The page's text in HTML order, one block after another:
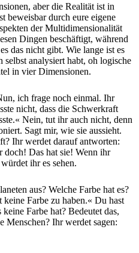
aber die Realität ist in
beweisbar durch eure eigene
der Multidimensionalität
Dingen beschäftigt, während
das nicht gibt. Wie lange ist es
selbst analysiert habt, oh logische
in vier Dimensionen.
ich frage noch einmal. Ihr
nicht, dass die Schwerkraft
Nein, tut ihr auch nicht, denn
Sagt mir, wie sie aussieht.
Ihr werdet darauf antworten:
doch! Das hat sie! Wenn ihr
ihr es sehen.
aus? Welche Farbe hat es?
Farbe zu haben.« Du hast
Farbe hat? Bedeutet das,
Menschen? Ihr werdet sagen: